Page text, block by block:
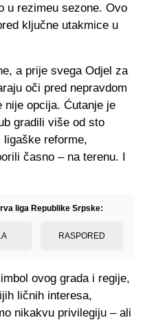
u rezimeu sezone. Ovo
ključne utakmice u
a prije svega Odjel za
oči pred nepravdom
nije opcija. Ćutanje je
gradili više od sto
reforme,
časno – na terenu. I
liga Republike Srpske:
RASPORED
ovog grada i regije,
ličnih interesa,
nikakvu privilegiju – ali